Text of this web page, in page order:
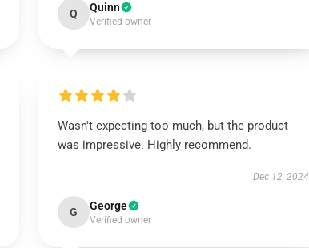
Q Quinn
Verified owner
Wasn't expecting too much, but the product
was impressive. Highly recommend.
Dec 12, 2024
G George
Verified owner